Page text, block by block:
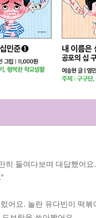
히 들여다보며 대답했어요.
어요. 놀란 유다빈이 떡